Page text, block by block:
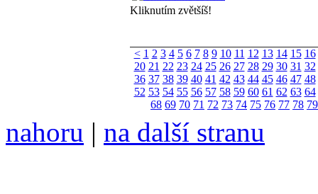
Kliknutím zvětšíš!
< 1 2 3 4 5 6 7 8 9 10 11 12 13 14 15 16
20 21 22 23 24 25 26 27 28 29 30 31 32
36 37 38 39 40 41 42 43 44 45 46 47 48
52 53 54 55 56 57 58 59 60 61 62 63 64
68 69 70 71 72 73 74 75 76 77 78 79
nahoru | na další stranu